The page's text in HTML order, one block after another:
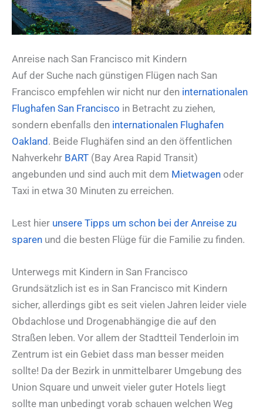
Anreise nach San Francisco mit Kindern
Auf der Suche nach günstigen Flügen nach San
Francisco empfehlen wir nicht nur den internationalen
Flughafen San Francisco in Betracht zu ziehen,
sondern ebenfalls den internationalen Flughafen
Oakland. Beide Flughäfen sind an den öffentlichen
Nahverkehr BART (Bay Area Rapid Transit)
angebunden und sind auch mit dem Mietwagen oder
Taxi in etwa 30 Minuten zu erreichen.
Lest hier unsere Tipps um schon bei der Anreise zu
sparen und die besten Flüge für die Familie zu finden.
Unterwegs mit Kindern in San Francisco
Grundsätzlich ist es in San Francisco mit Kindern
sicher, allerdings gibt es seit vielen Jahren leider viele
Obdachlose und Drogenabhängige die auf den
Straßen leben. Vor allem der Stadtteil Tenderloin im
Zentrum ist ein Gebiet dass man besser meiden
sollte! Da der Bezirk in unmittelbarer Umgebung des
Union Square und unweit vieler guter Hotels liegt
sollte man unbedingt vorab schauen welchen Weg